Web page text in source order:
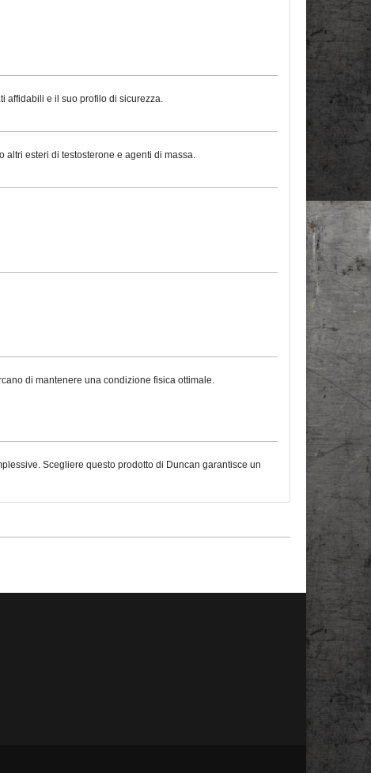
affidabili e il suo profilo di sicurezza.
esteri di testosterone e agenti di massa.
di mantenere una condizione fisica ottimale.
Scegliere questo prodotto di Duncan garantisce un